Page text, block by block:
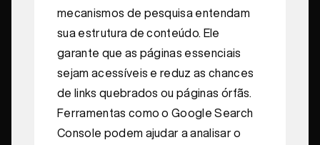
mecanismos de pesquisa entendam
sua estrutura de conteúdo. Ele
garante que as páginas essenciais
sejam acessíveis e reduz as chances
de links quebrados ou páginas órfãs.
Ferramentas como o Google Search
Console podem ajudar a analisar o